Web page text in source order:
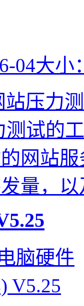
04大小
站压力
测试的
网站
量，